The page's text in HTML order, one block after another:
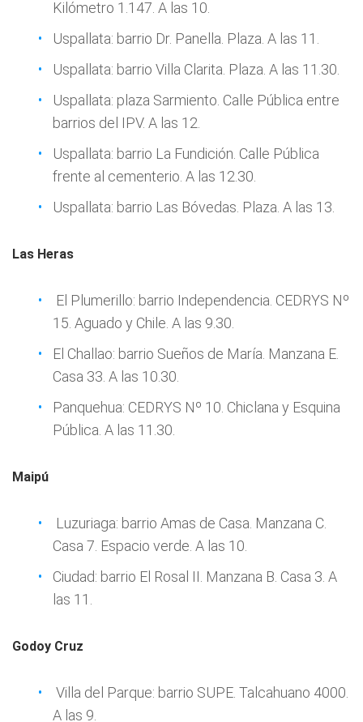
Kilómetro 1.147. A las 10.
Uspallata: barrio Dr. Panella. Plaza. A las 11.
Uspallata: barrio Villa Clarita. Plaza. A las 11.30.
Uspallata: plaza Sarmiento. Calle Pública entre
barrios del IPV. A las 12.
Uspallata: barrio La Fundición. Calle Pública
frente al cementerio. A las 12.30.
Uspallata: barrio Las Bóvedas. Plaza. A las 13.
Las Heras
El Plumerillo: barrio Independencia. CEDRYS Nº
15. Aguado y Chile. A las 9.30.
El Challao: barrio Sueños de María. Manzana E.
Casa 33. A las 10.30.
Panquehua: CEDRYS Nº 10. Chiclana y Esquina
Pública. A las 11.30.
Maipú
Luzuriaga: barrio Amas de Casa. Manzana C.
Casa 7. Espacio verde. A las 10.
Ciudad: barrio El Rosal II. Manzana B. Casa 3. A
las 11.
Godoy Cruz
Villa del Parque: barrio SUPE. Talcahuano 4000.
A las 9.